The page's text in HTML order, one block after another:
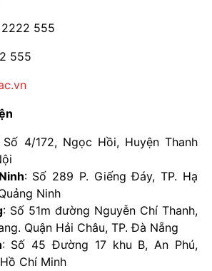
555
555
Số 4/172, Ngọc Hồi, Huyện Thanh
: Số 289 P. Giếng Đáy, TP. Hạ
Ninh
: Số 51m đường Nguyễn Chí Thanh,
Quận Hải Châu, TP. Đà Nẵng
: Số 45 Đường 17 khu B, An Phú,
Chí Minh